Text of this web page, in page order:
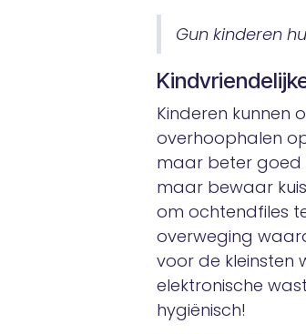
Gun kinderen
Kinderen kunnen
overhoophalen
maar beter goed
maar bewaar
om ochtendfiles
overweging
voor de kleinsten
elektronische
hygiënisch!